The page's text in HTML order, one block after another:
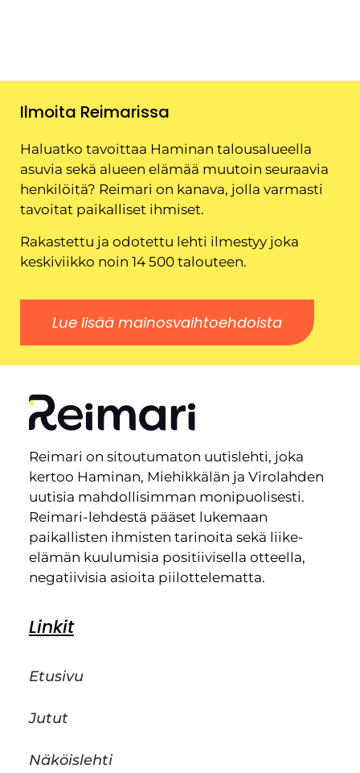
Ilmoita Reimarissa
Haluatko tavoittaa Haminan talousalueella
asuvia sekä alueen elämää muutoin seuraavia
henkilöitä? Reimari on kanava, jolla varmasti
tavoitat paikalliset ihmiset.
Rakastettu ja odotettu lehti ilmestyy joka
keskiviikko noin 14 500 talouteen.
Lue lisää mainosvaihtoehdoista
Reimari on sitoutumaton uutislehti, joka
kertoo Haminan, Miehikkälän ja Virolahden
uutisia mahdollisimman monipuolisesti.
Reimari-lehdestä pääset lukemaan
paikallisten ihmisten tarinoita sekä liike-
elämän kuulumisia positiivisella otteella,
negatiivisia asioita piilottelematta.
Linkit
Etusivu
Jutut
Näköislehti